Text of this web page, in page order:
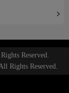
Reserved.
Rights Reserved.